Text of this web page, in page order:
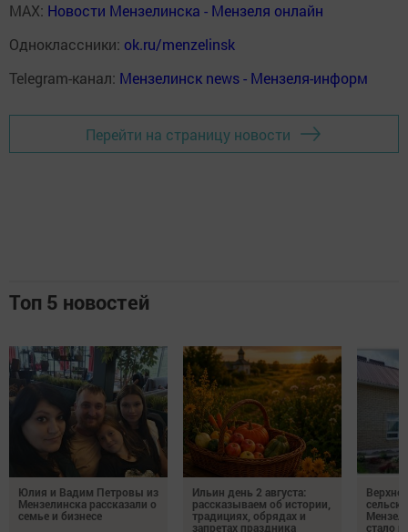
MAX: Новости Мензелинска - Мензеля онлайн
Одноклассники: ok.ru/menzelinsk
Telegram-канал: Мензелинск news - Мензеля-информ
Перейти на страницу новости
Топ 5 новостей
Юлия и Вадим Петровы из
Мензелинска рассказали о
семье и бизнесе
Ильин день 2 августа:
рассказываем об истории,
традициях, обрядах и
запретах праздника
стало